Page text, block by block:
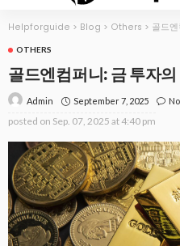
Helpforguide > Blog > Others > 골드
OTHERS
골드엔컴퍼니: 금 투자
Admin September 7, 2025
posted on Sep. 07, 2025 at 4:40 pm